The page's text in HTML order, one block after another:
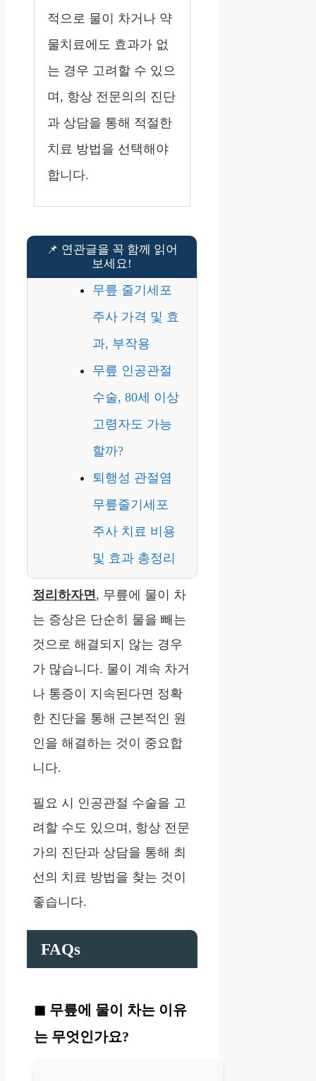
적으로 물이 차거나 약
물치료에도 효과가 없
는 경우 고려할 수 있으
며, 항상 전문의의 진단
과 상담을 통해 적절한
치료 방법을 선택해야
합니다.
무릎 줄기세포
주사 가격 및 효
과, 부작용
무릎 인공관절
수술, 80세 이상
고령자도 가능
할까?
퇴행성 관절염
무릎줄기세포
주사 치료 비용
및 효과 총정리
정리하자면, 무릎에 물이 차
는 증상은 단순히 물을 빼는
것으로 해결되지 않는 경우
가 많습니다. 물이 계속 차거
나 통증이 지속된다면 정확
한 진단을 통해 근본적인 원
인을 해결하는 것이 중요합
니다.
필요 시 인공관절 수술을 고
려할 수도 있으며, 항상 전문
가의 진단과 상담을 통해 최
선의 치료 방법을 찾는 것이
좋습니다.
FAQs
무릎에 물이 차는 이유
는 무엇인가요?